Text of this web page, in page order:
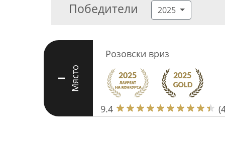
Победители 2025
I Място
Розовски вриз
9.4